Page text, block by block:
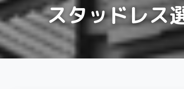
スタッドレス